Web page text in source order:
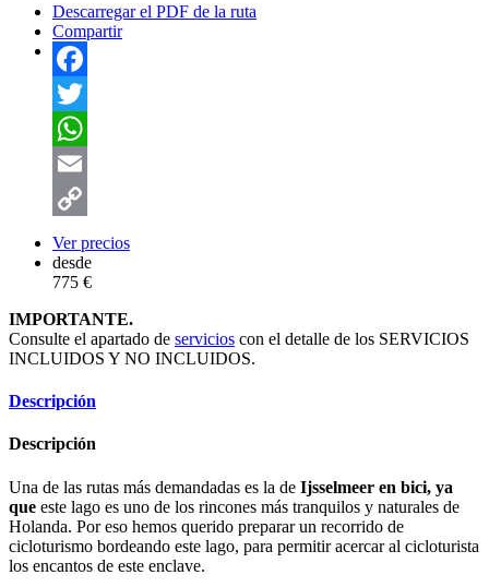
Descarregar el PDF de la ruta
Compartir
Facebook
Twitter
WhatsApp
Email
Copy
Link
Ver precios
desde
775 €
IMPORTANTE.
Consulte el apartado de servicios con el detalle de los SERVICIOS
INCLUIDOS Y NO INCLUIDOS.
Descripción
Descripción
Una de las rutas más demandadas es la de Ijsselmeer en bici, ya
que este lago es uno de los rincones más tranquilos y naturales de
Holanda. Por eso hemos querido preparar un recorrido de
cicloturismo bordeando este lago, para permitir acercar al cicloturista
los encantos de este enclave.